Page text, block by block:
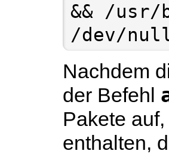
&& /
/dev/null
Nachdem
der Befehl
Pakete
enthalten,